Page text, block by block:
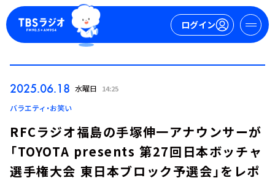
ログイン
ログイン
2025.06.18 水曜日 14:25
バラエティ・お笑い
RFCラジオ福島の手塚伸一アナウンサーが
「TOYOTA presents 第27回日本ボッチャ
選手権大会 東日本ブロック予選会」をレポ